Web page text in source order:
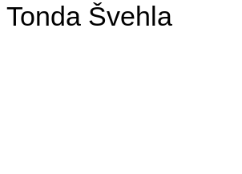
Tonda Švehla